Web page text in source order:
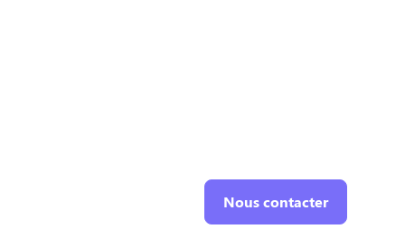
Nous contacter